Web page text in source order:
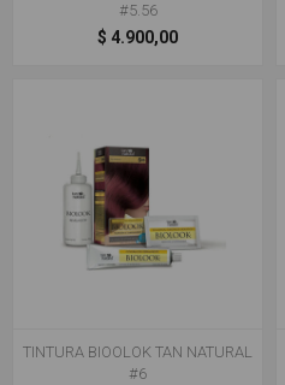
#5.56
$ 4.900,00
TINTURA BIOOLOK TAN NATURAL
#6